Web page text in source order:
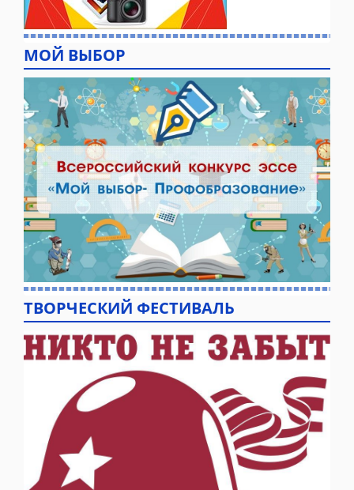
МОЙ ВЫБОР
ТВОРЧЕСКИЙ ФЕСТИВАЛЬ